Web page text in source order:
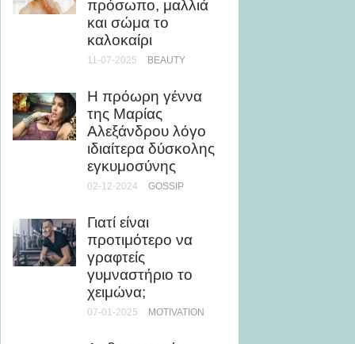
πρόσωπο, μαλλιά
και σώμα το
καλοκαίρι
11-07-2025 BEAUTY
Η πρόωρη γέννα
της Μαρίας
Αλεξάνδρου λόγο
ιδιαίτερα δύσκολης
εγκυμοσύνης
02-12-2024 GOSSIP
Γιατί είναι
προτιμότερο να
γραφτείς
γυμναστήριο το
χειμώνα;
07-01-2025 MOTIVATION